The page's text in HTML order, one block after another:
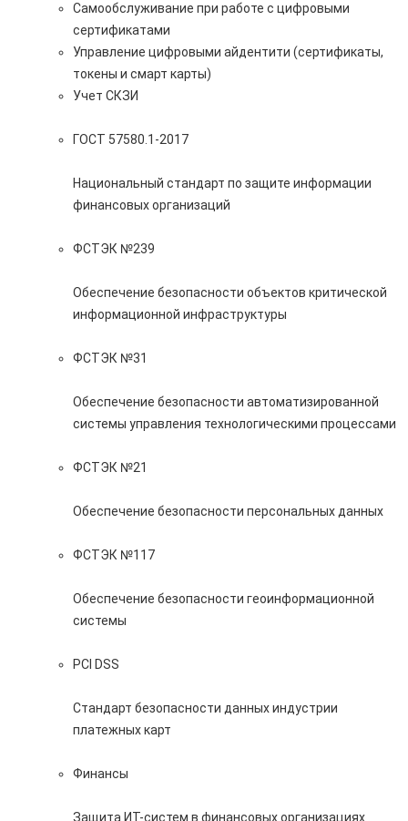
Самообслуживание при работе с цифровыми
сертификатами
Управление цифровыми айдентити (сертификаты,
токены и смарт карты)
Учет СКЗИ
ГОСТ 57580.1-2017
Национальный стандарт по защите информации
финансовых организаций
ФСТЭК №239
Обеспечение безопасности объектов критической
информационной инфраструктуры
ФСТЭК №31
Обеспечение безопасности автоматизированной
системы управления технологическими процессами
ФСТЭК №21
Обеспечение безопасности персональных данных
ФСТЭК №117
Обеспечение безопасности геоинформационной
системы
PCI DSS
Стандарт безопасности данных индустрии
платежных карт
Финансы
Защита ИТ-систем в финансовых организациях